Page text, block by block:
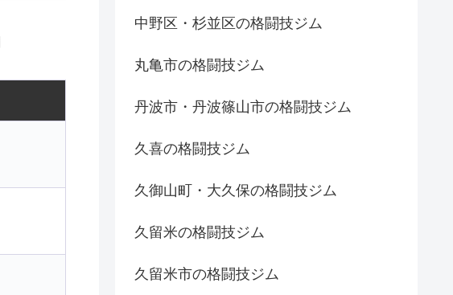
中野区・杉並区の格闘技ジム
丸亀市の格闘技ジム
丹波市・丹波篠山市の格闘技ジム
久喜の格闘技ジム
久御山町・大久保の格闘技ジム
久留米の格闘技ジム
久留米市の格闘技ジム